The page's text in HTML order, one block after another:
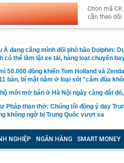
Chọn mã CK
cần theo dõi
Á đang căng mình đối phó bão Dolphin:
có thể làm lật xe tải, hàng loạt chuyến
50.000 đồng khiến Tom Holland và
bàn, bí mật nằm ở loại sốt "cắm đũa
mới mở bán ở Hà Nội ngày càng đắt
Pháp than thở: Chúng tôi đồng ý dạy
không ngờ bị Trung Quốc vượt xa
ngày càng nhiều người thích đặt 1 quả
con ruột để trục lợi 4,1 tỷ đồng tiền bảo
NGHIỆP NGÂN HÀNG SMART MONEY